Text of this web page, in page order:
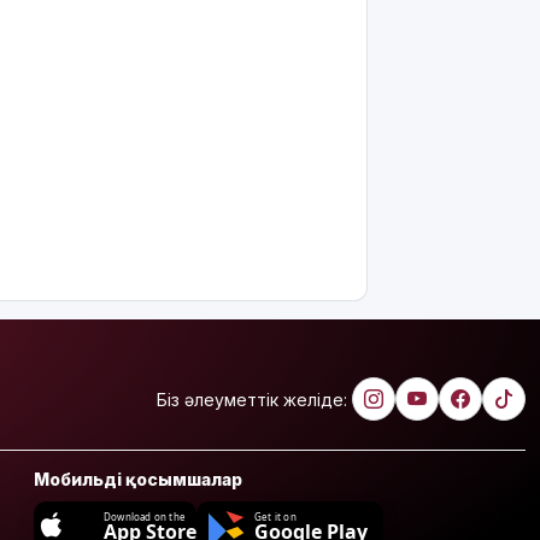
Біз әлеуметтік желіде:
Мобильді қосымшалар
Download on the
App Store
Get it on
Google Play